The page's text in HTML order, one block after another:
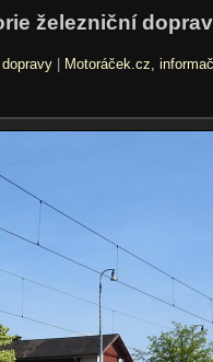
železniční
| Motoráček.cz,